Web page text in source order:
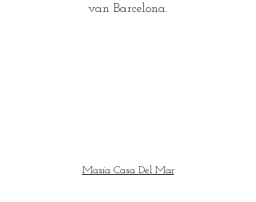
van Barcelona.
Masía Casa Del Mar